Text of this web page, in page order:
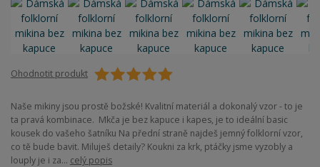
Ohodnotit produkt
Naše mikiny jsou prostě božské! Kvalitní materiál a dokonalý vzor - to je
ta pravá kombinace. Mkča je bez kapuce i kapes, je to ideální basic
kousek do vašeho šatníku Na přední straně najdeš jemný folklorní vzor,
co tě bude bavit. Miluješ detaily? Koukni za krk, ptáčky jsme vyzobly a
louply je i za... celý popis